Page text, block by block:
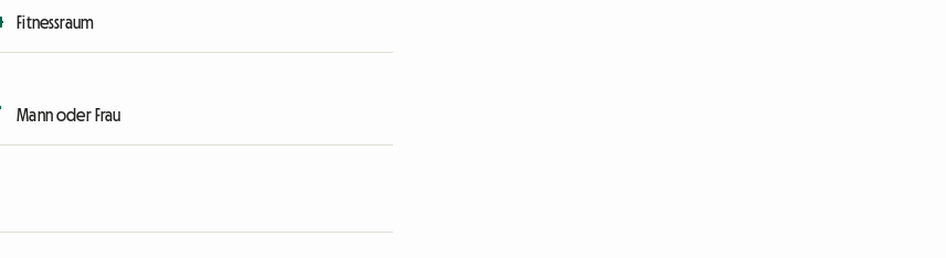
Fitnessraum
Mann oder Frau